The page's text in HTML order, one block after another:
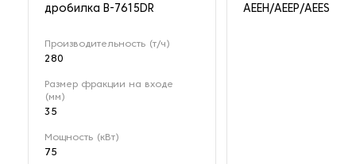
дробилка B-7615DR
Производительность (т/ч)
280
Размер фракции на входе
(мм)
35
Мощность (кВт)
75
AEEH/AEEP/AEES